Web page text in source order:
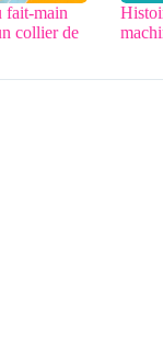
fait-main
collier de